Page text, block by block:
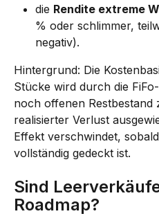
die Rendite extreme
% oder schlimmer,
negativ).
Hintergrund: Die
Stücke wird durch die
noch offenen Restbestand
realisierter Verlust
Effekt verschwindet,
vollständig gedeckt ist.
Sind
Roadmap?